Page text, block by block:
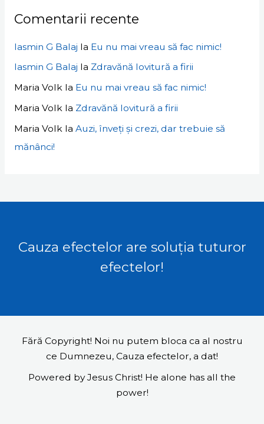
Comentarii recente
Iasmin G Balaj la Eu nu mai vreau să fac nimic!
Iasmin G Balaj la Zdravănă lovitură a firii
Maria Volkla Eu nu mai vreau să fac nimic!
Maria Volkla Zdravănă lovitură a firii
Maria Volkla Auzi, înveți și crezi, dar trebuie să
mănânci!
Cauza efectelor are soluția tuturor
efectelor!
Fără Copyright! Noi nu putem bloca ca al nostru
ce Dumnezeu, Cauza efectelor, a dat!
Powered by Jesus Christ! He alone has all the
power!